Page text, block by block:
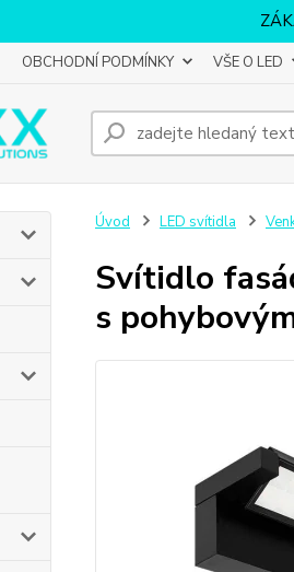
OBCHODNÍ PODMÍNKY VŠE O LED
Úvod LED svítidla
Svítidlo
s